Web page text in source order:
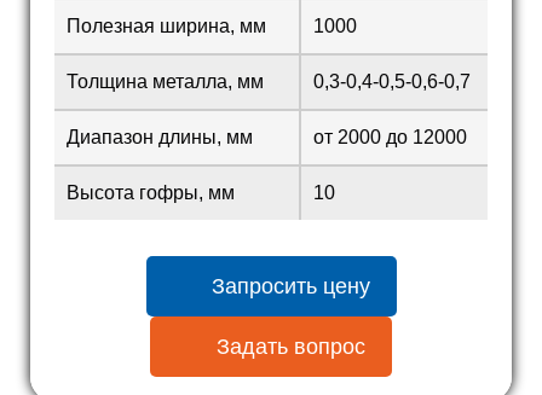
Полезная ширина, мм 1000
Толщина металла, мм 0,3-0,4-0,5-0,6-0,7
Диапазон длины, мм от 2000 до 12000
Высота гофры, мм 10
Запросить цену
Задать вопрос